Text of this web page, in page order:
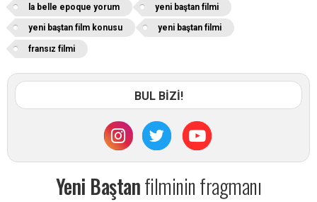
la belle epoque yorum yeni baştan filmi
yeni baştan film konusu yeni baştan filmi
fransız filmi
BUL BİZİ!
Yeni Baştanfilminin fragmanı